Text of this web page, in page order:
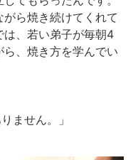
ら焼き続けてくれて
は、若い弟子が毎朝4
、焼き方を学んでい
ません。」